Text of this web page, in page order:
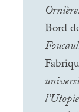
Bord
l’Utopie